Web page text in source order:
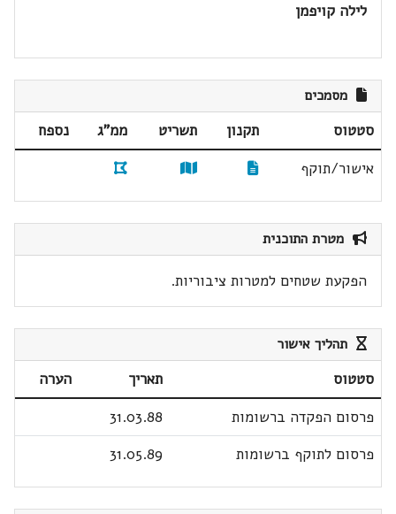
לילה קויפמן
מסמכים
סטטוס תקנון תשריט ממ"ג
נספח
אישור/תוקף
מטרת התוכנית
הפקעת שטחים למטרות ציבוריות.
תהליך אישור
סטטוס תאריך
הערה
פרסום הפקדה ברשומות
31.03.88
פרסום לתוקף ברשומות
31.05.89